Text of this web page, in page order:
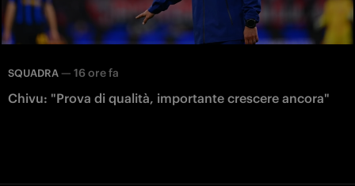
SQUADRA — 16 ore fa
Chivu: "Prova di qualità, importante crescere ancora"